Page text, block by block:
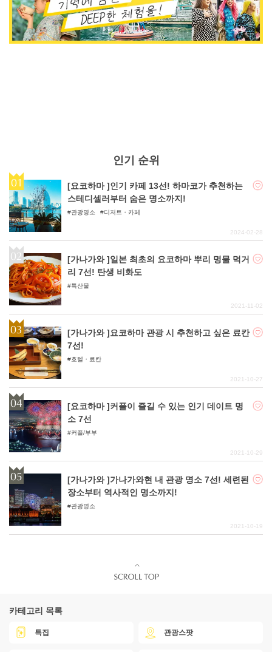
인기 순위
[요코하마 ]인기 카페 13선! 하마코가 추천하는
스테디셀러부터 숨은 명소까지!
관광명소 디저트・카페
2024-02-28
[가나가와 ]일본 최초의 요코하마 뿌리 명물 먹거
리 7선! 탄생 비화도
특산물
2021-11-02
[가나가와 ]요코하마 관광 시 추천하고 싶은 료칸
7선!
호텔・료칸
2021-10-27
[요코하마 ]커플이 즐길 수 있는 인기 데이트 명
소 7선
커플/부부
2021-10-29
[가나가와 ]가나가와현 내 관광 명소 7선! 세련된
장소부터 역사적인 명소까지!
관광명소
2021-10-19
카테고리 목록
특집 관광스팟